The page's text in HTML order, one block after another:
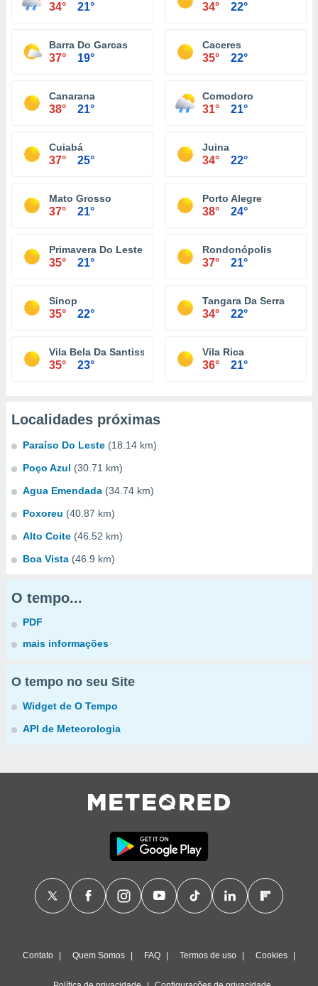
34° 21° 34° 22°
Barra Do Garcas
37° 19°
Caceres
35° 22°
Canarana
38° 21°
Comodoro
31° 21°
Cuiabá
37° 25°
Juina
34° 22°
Mato Grosso
37° 21°
Porto Alegre
38° 24°
Primavera Do Leste
35° 21°
Rondonópolis
37° 21°
Sinop
35° 22°
Tangara Da Serra
34° 22°
Vila Bela Da Santissima Trindade
35° 23°
Vila Rica
36° 21°
Localidades próximas
Paraíso Do Leste (18.14 km)
Poço Azul (30.71 km)
Agua Emendada (34.74 km)
Poxoreu (40.87 km)
Alto Coite (46.52 km)
Boa Vista (46.9 km)
O tempo...
PDF
mais informações
O tempo no seu Site
Widget de O Tempo
API de Meteorologia
Contato Quem Somos FAQ Termos de uso Cookies